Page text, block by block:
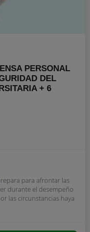
PERSONAL
DEL
+ 6
para afrontar las
durante el desempeño
las circunstancias haya